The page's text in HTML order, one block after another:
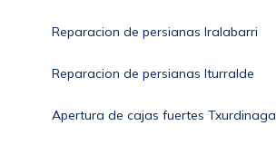
Reparacion de persianas Iralabarri
Reparacion de persianas Iturralde
Apertura de cajas fuertes Txurdinaga